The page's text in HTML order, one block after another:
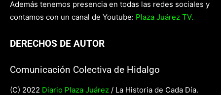
Además tenemos presencia en todas las redes sociales y
contamos con un canal de Youtube: Plaza Juárez TV.
DERECHOS DE AUTOR
Comunicación Colectiva de Hidalgo
(C) 2022 Diario Plaza Juárez / La Historia de Cada Día.